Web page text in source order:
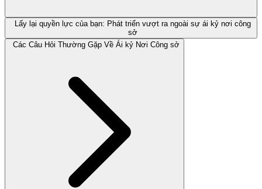
Lấy lại quyền lực của bạn: Phát triển vượt ra ngoài sự ái kỷ nơi công
sở
Các Câu Hỏi Thường Gặp Về Ái kỷ Nơi Công sở